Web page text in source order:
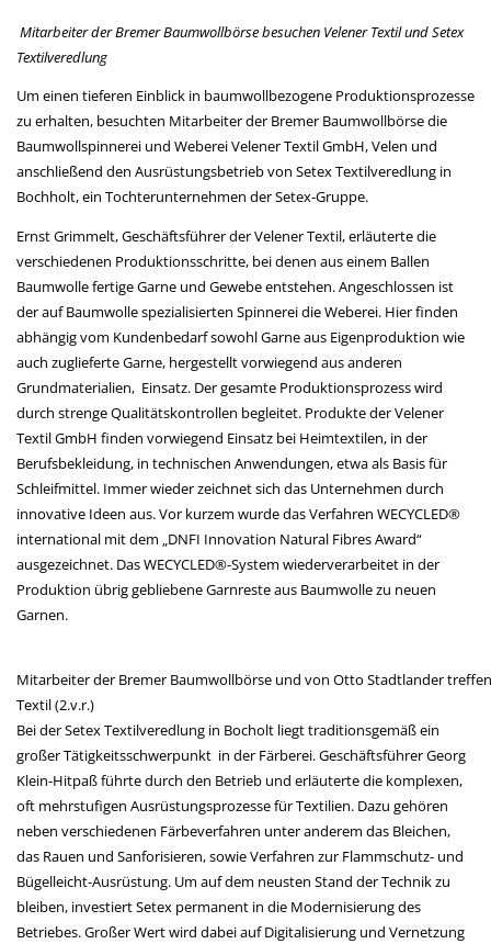
Mitarbeiter der Bremer Baumwollbörse besuchen Velener Textil und Setex
Textilveredlung
Um einen tieferen Einblick in baumwollbezogene Produktionsprozesse
zu erhalten, besuchten Mitarbeiter der Bremer Baumwollbörse die
Baumwollspinnerei und Weberei Velener Textil GmbH, Velen und
anschließend den Ausrüstungsbetrieb von Setex Textilveredlung in
Bochholt, ein Tochterunternehmen der Setex-Gruppe.
Ernst Grimmelt, Geschäftsführer der Velener Textil, erläuterte die
verschiedenen Produktionsschritte, bei denen aus einem Ballen
Baumwolle fertige Garne und Gewebe entstehen. Angeschlossen ist
der auf Baumwolle spezialisierten Spinnerei die Weberei. Hier finden
abhängig vom Kundenbedarf sowohl Garne aus Eigenproduktion wie
auch zuglieferte Garne, hergestellt vorwiegend aus anderen
Grundmaterialien, Einsatz. Der gesamte Produktionsprozess wird
durch strenge Qualitätskontrollen begleitet. Produkte der Velener
Textil GmbH finden vorwiegend Einsatz bei Heimtextilen, in der
Berufsbekleidung, in technischen Anwendungen, etwa als Basis für
Schleifmittel. Immer wieder zeichnet sich das Unternehmen durch
innovative Ideen aus. Vor kurzem wurde das Verfahren WECYCLED®
international mit dem „DNFI Innovation Natural Fibres Award“
ausgezeichnet. Das WECYCLED®-System wiederverarbeitet in der
Produktion übrig gebliebene Garnreste aus Baumwolle zu neuen
Garnen.
Mitarbeiter der Bremer Baumwollbörse und von Otto Stadtlander
Textil (2.v.r.)
Bei der Setex Textilveredlung in Bocholt liegt traditionsgemäß ein
großer Tätigkeitsschwerpunkt in der Färberei. Geschäftsführer Georg
Klein-Hitpaß führte durch den Betrieb und erläuterte die komplexen,
oft mehrstufigen Ausrüstungsprozesse für Textilien. Dazu gehören
neben verschiedenen Färbeverfahren unter anderem das Bleichen,
das Rauen und Sanforisieren, sowie Verfahren zur Flammschutz- und
Bügelleicht-Ausrüstung. Um auf dem neusten Stand der Technik zu
bleiben, investiert Setex permanent in die Modernisierung des
Betriebes. Großer Wert wird dabei auf Digitalisierung und Vernetzung